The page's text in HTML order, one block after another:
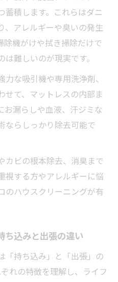
蓄積します。これらはダニ
、アレルギーや臭いの発生
除機がけや拭き掃除だけで
難しいのが現実です。
な吸引機や専用洗浄剤、
せて、マットレスの内部ま
お漏らしや血液、汗ジミな
ならしっかり除去可能で
カビの根本除去、消臭まで
視する方やアレルギーに悩
のハウスクリーニングが有
ち込みと出張の違い
「持ち込み」と「出張」の
れの特徴を理解し、ライフ